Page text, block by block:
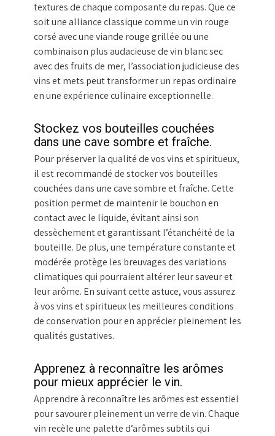
textures de chaque composante du repas. Que ce
soit une alliance classique comme un vin rouge
corsé avec une viande rouge grillée ou une
combinaison plus audacieuse de vin blanc sec
avec des fruits de mer, l’association judicieuse des
vins et mets peut transformer un repas ordinaire
en une expérience culinaire exceptionnelle.
Stockez vos bouteilles couchées
dans une cave sombre et fraîche.
Pour préserver la qualité de vos vins et spiritueux,
il est recommandé de stocker vos bouteilles
couchées dans une cave sombre et fraîche. Cette
position permet de maintenir le bouchon en
contact avec le liquide, évitant ainsi son
dessèchement et garantissant l’étanchéité de la
bouteille. De plus, une température constante et
modérée protège les breuvages des variations
climatiques qui pourraient altérer leur saveur et
leur arôme. En suivant cette astuce, vous assurez
à vos vins et spiritueux les meilleures conditions
de conservation pour en apprécier pleinement les
qualités gustatives.
Apprenez à reconnaître les arômes
pour mieux apprécier le vin.
Apprendre à reconnaître les arômes est essentiel
pour savourer pleinement un verre de vin. Chaque
vin recèle une palette d’arômes subtils qui